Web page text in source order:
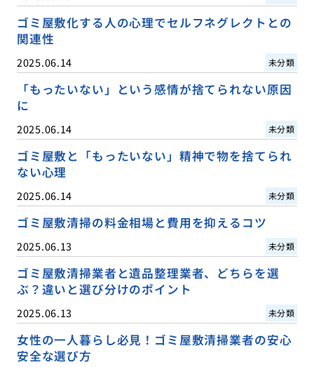
ゴミ屋敷化する人の心理でセルフネグレクトとの
関連性
2025.06.14 未分類
「もったいない」という感情が捨てられない原因
に
2025.06.14 未分類
ゴミ屋敷と「もったいない」精神で物を捨てられ
ない心理
2025.06.14 未分類
ゴミ屋敷清掃の料金相場と費用を抑えるコツ
2025.06.13 未分類
ゴミ屋敷清掃業者と遺品整理業者、どちらを選
ぶ？違いと選び分けのポイント
2025.06.13 未分類
女性の一人暮らし必見！ゴミ屋敷清掃業者の安心
安全な選び方